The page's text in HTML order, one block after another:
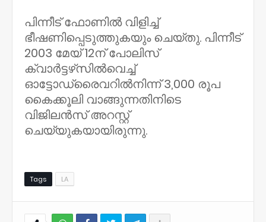
പിന്നീട് ഫോണില്‍ വിളിച്ച്
ഭീഷണിപ്പെടുത്തുകയും ചെയ്തു. പിന്നീട്
2003 മേയ് 12ന് പോലിസ്
ക്വാര്‍ട്ടഴ്‌സില്‍വെച്ച്
ഓട്ടോഡ്രൈവറില്‍നിന്ന് 3,000 രൂപ
കൈക്കൂലി വാങ്ങുന്നതിനിടെ
വിജിലന്‍സ് അറസ്റ്റ്
ചെയ്യുകയായിരുന്നു.
Tags LA